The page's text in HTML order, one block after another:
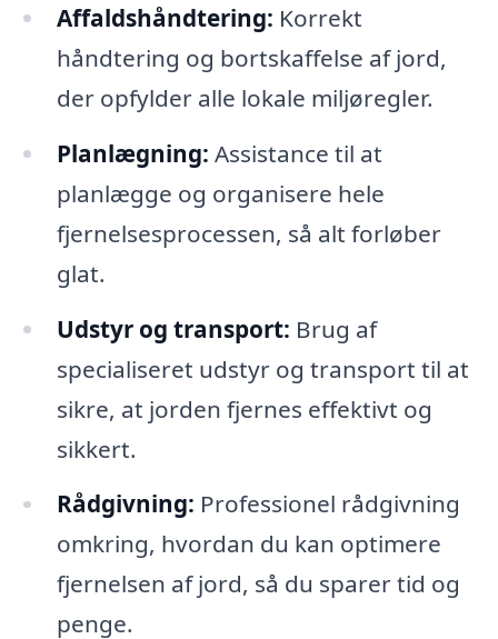
Affaldshåndtering: Korrekt
håndtering og bortskaffelse af jord,
der opfylder alle lokale miljøregler.
Planlægning: Assistance til at
planlægge og organisere hele
fjernelsesprocessen, så alt forløber
glat.
Udstyr og transport: Brug af
specialiseret udstyr og transport til at
sikre, at jorden fjernes effektivt og
sikkert.
Rådgivning: Professionel rådgivning
omkring, hvordan du kan optimere
fjernelsen af jord, så du sparer tid og
penge.